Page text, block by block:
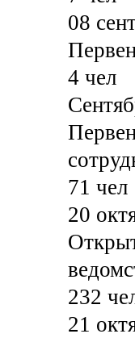
08
4 чел
71 чел
20
232
21